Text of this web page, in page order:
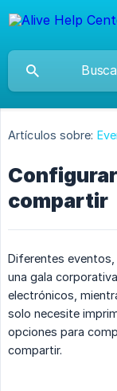
Artículos sobre:
compartir
Diferentes
una gala
electrónicos,
solo necesite
opciones para
compartir.